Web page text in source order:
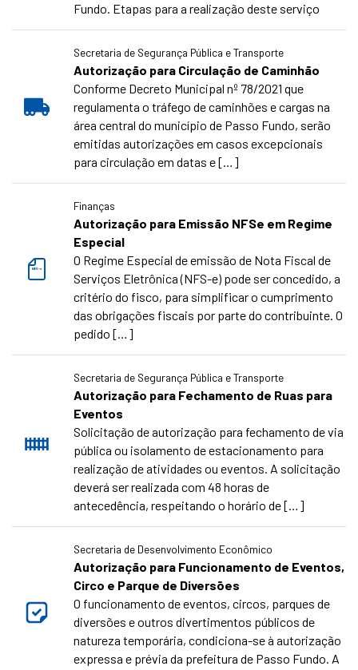
Fundo. Etapas para a realização deste serviço
Secretaria de Segurança Pública e Transporte
Autorização para Circulação de Caminhão
Conforme Decreto Municipal nº 78/2021 que
regulamenta o tráfego de caminhões e cargas na
área central do município de Passo Fundo, serão
emitidas autorizações em casos excepcionais
para circulação em datas e […]
NFS-e
Finanças
Autorização para Emissão NFSe em Regime
Especial
O Regime Especial de emissão de Nota Fiscal de
Serviços Eletrônica (NFS-e) pode ser concedido, a
critério do fisco, para simplificar o cumprimento
das obrigações fiscais por parte do contribuinte. O
pedido […]
Secretaria de Segurança Pública e Transporte
Autorização para Fechamento de Ruas para
Eventos
Solicitação de autorização para fechamento de via
pública ou isolamento de estacionamento para
realização de atividades ou eventos. A solicitação
deverá ser realizada com 48 horas de
antecedência, respeitando o horário de […]
Secretaria de Desenvolvimento Econômico
Autorização para Funcionamento de Eventos,
Circo e Parque de Diversões
O funcionamento de eventos, circos, parques de
diversões e outros divertimentos públicos de
natureza temporária, condiciona-se à autorização
expressa e prévia da prefeitura de Passo Fundo. A